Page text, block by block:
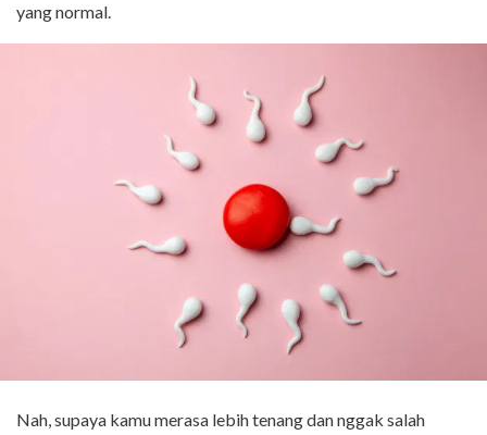
yang normal.
Nah, supaya kamu merasa lebih tenang dan nggak salah